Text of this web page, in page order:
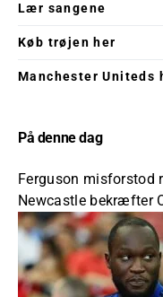
Lær sangene
Køb trøjen her
Manchester Uniteds
På denne dag
Ferguson misforstod
Newcastle bekræfter